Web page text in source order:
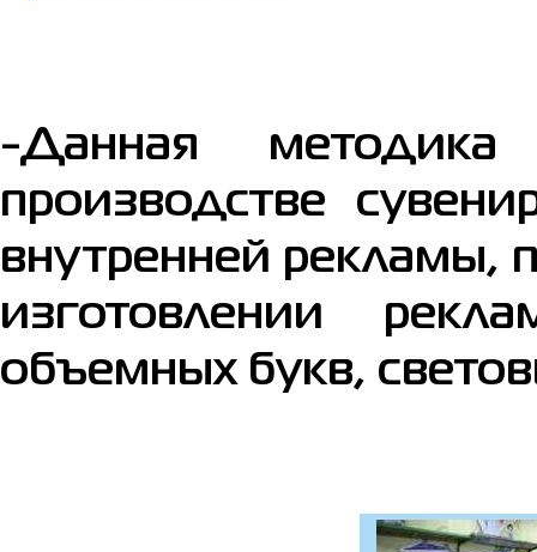
-Данная
производстве
внутренней рекламы,
изготовлении
объемных букв,